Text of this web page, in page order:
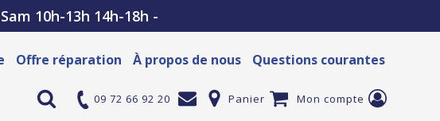
10h-13h 14h-18h -
Offre réparation À propos de nous Questions courantes
09 72 66 92 20 Panier Mon compte